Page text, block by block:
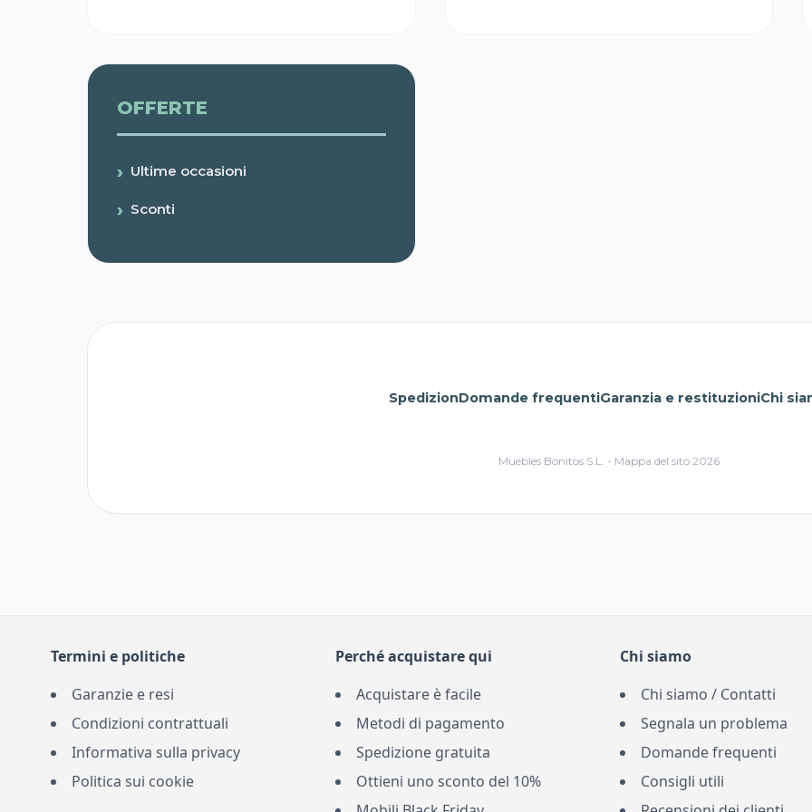
OFFERTE
Ultime occasioni
Sconti
SpedizionDomande frequentiGaranzia e restituzioniChi
Muebles Bonitos S.L. - Mappa del sito 2026
Termini e politiche
Garanzie e resi
Condizioni contrattuali
Informativa sulla privacy
Politica sui cookie
Perché acquistare qui
Acquistare è facile
Metodi di pagamento
Spedizione gratuita
Ottieni uno sconto del 10%
Chi siamo
Chi siamo / Contatti
Segnala un problema
Domande frequenti
Consigli utili